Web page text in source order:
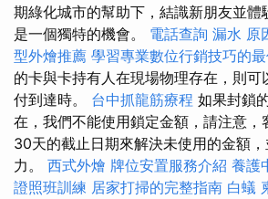
期綠化城市的幫助下，結識新朋友並體
是一個獨特的機會。 電話查詢 漏水 原
型外燴推薦 學習專業數位行銷技巧的
的卡與卡持有人在現場物理存在，則可
付到達時。 台中抓龍筋療程 如果封鎖
在，我們不能使用鎖定金額，請注意，
30天的截止日期來解決未使用的金額
力。 西式外燴 牌位安置服務介紹 養護
證照班訓練 居家打掃的完整指南 白蟻